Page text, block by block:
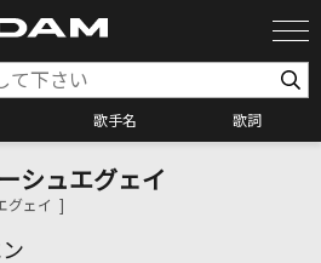
歌手名 歌詞
ラオケ検索
シュエグェイ
グェイ ]